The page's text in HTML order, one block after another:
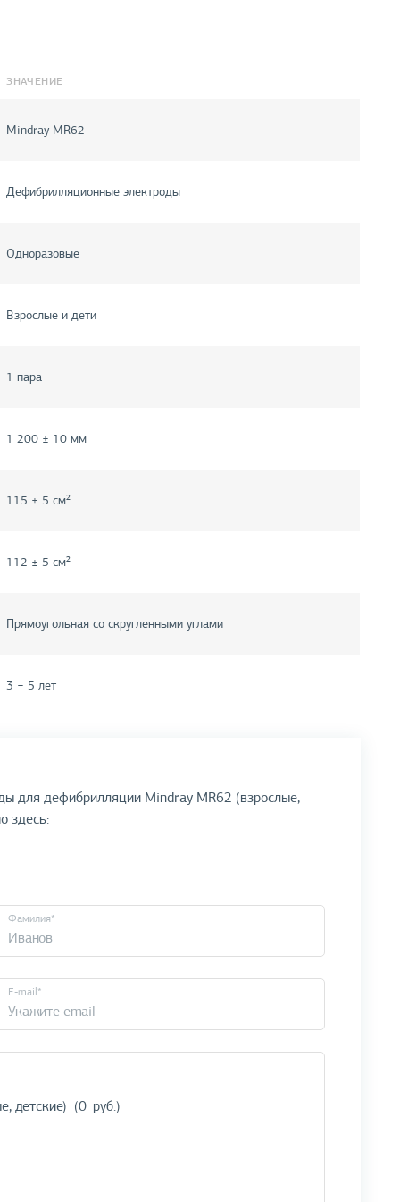
ЗНАЧЕНИЕ
Mindray MR62
Дефибрилляционные электроды
Одноразовые
Взрослые и дети
1 пара
1 200 ± 10 мм
115 ± 5 см²
112 ± 5 см²
Прямоугольная со скругленными углами
3 − 5 лет
для дефибрилляции Mindray MR62 (взрослые,
здесь:
Фамилия*
E-mail*